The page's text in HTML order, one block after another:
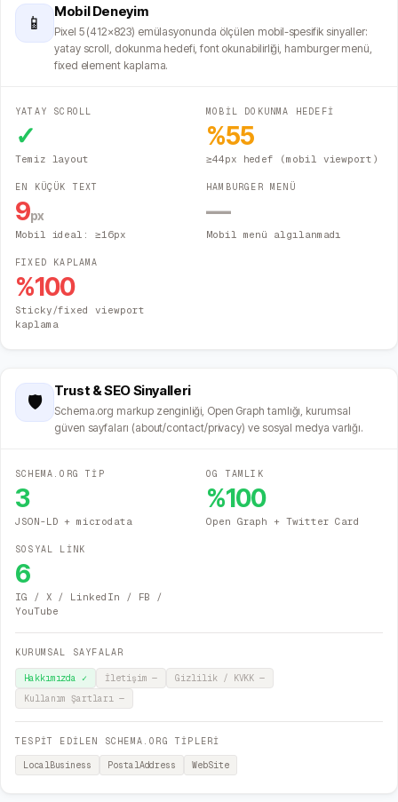
📱
Mobil Deneyim
Pixel 5 (412×823) emülasyonunda ölçülen mobil-spesifik sinyaller:
yatay scroll, dokunma hedefi, font okunabilirliği, hamburger menü,
fixed element kaplama.
YATAY SCROLL
✓
Temiz layout
MOBİL DOKUNMA HEDEFİ
%55
≥44px hedef (mobil viewport)
EN KÜÇÜK TEXT
9px
Mobil ideal: ≥16px
HAMBURGER MENÜ
—
Mobil menü algılanmadı
FIXED KAPLAMA
%100
Sticky/fixed viewport
kaplama
🛡️
Trust & SEO Sinyalleri
Schema.org markup zenginliği, Open Graph tamlığı, kurumsal
güven sayfaları (about/contact/privacy) ve sosyal medya varlığı.
SCHEMA.ORG TİP
3
JSON-LD + microdata
OG TAMLIK
%100
Open Graph + Twitter Card
SOSYAL LİNK
6
IG / X / LinkedIn / FB /
YouTube
KURUMSAL SAYFALAR
Hakkımızda ✓ İletişim — Gizlilik / KVKK —
Kullanım Şartları —
TESPİT EDİLEN SCHEMA.ORG TİPLERİ
LocalBusiness PostalAddress WebSite